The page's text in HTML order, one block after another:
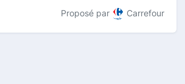
Proposé par Carrefour